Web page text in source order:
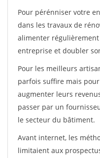
Pour pérénniser votre
dans les travaux de
alimenter
entreprise et doubler
Pour les meilleurs
parfois suffire mais
augmenter leurs
passer par un
le secteur du bâtiment.
Avant internet, les
limitaient aux